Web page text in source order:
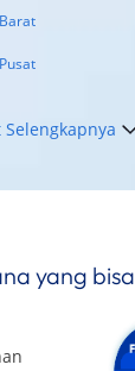
Selengkapnya
yang bisa